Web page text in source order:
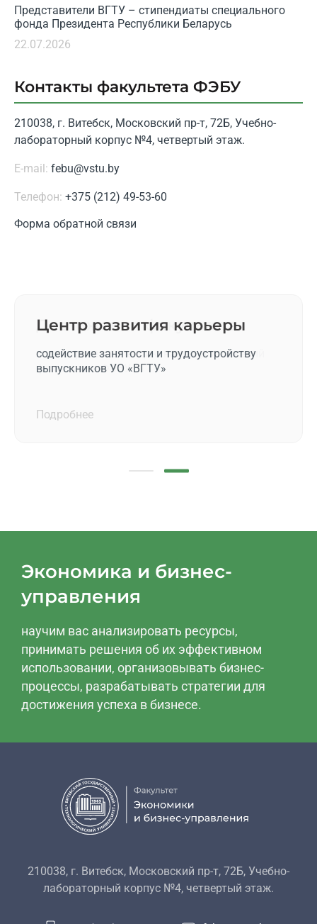
Представители ВГТУ – стипендиаты специального
фонда Президента Республики Беларусь
22.07.2026
Контакты факультета ФЭБУ
210038, г. Витебск, Московский пр-т, 72Б, Учебно-
лабораторный корпус №4, четвертый этаж.
E-mail: febu@vstu.by
Телефон: +375 (212) 49-53-60
Форма обратной связи
Достижения факультета
посмотрите коллекцию наших достижений
факультета ФЭБУ
Подробнее
Центр развития карьеры
содействие занятости и трудоустройству
выпускников УО «ВГТУ»
Подробнее
Экономика и бизнес-
управления
научим вас анализировать ресурсы,
принимать решения об их эффективном
использовании, организовывать бизнес-
процессы, разрабатывать стратегии для
достижения успеха в бизнесе.
210038, г. Витебск, Московский пр-т, 72Б, Учебно-
лабораторный корпус №4, четвертый этаж.